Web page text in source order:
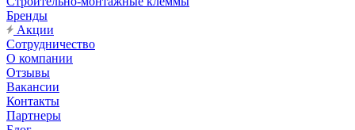
Бренды
Акции
Сотрудничество
О компании
Отзывы
Вакансии
Контакты
Партнеры